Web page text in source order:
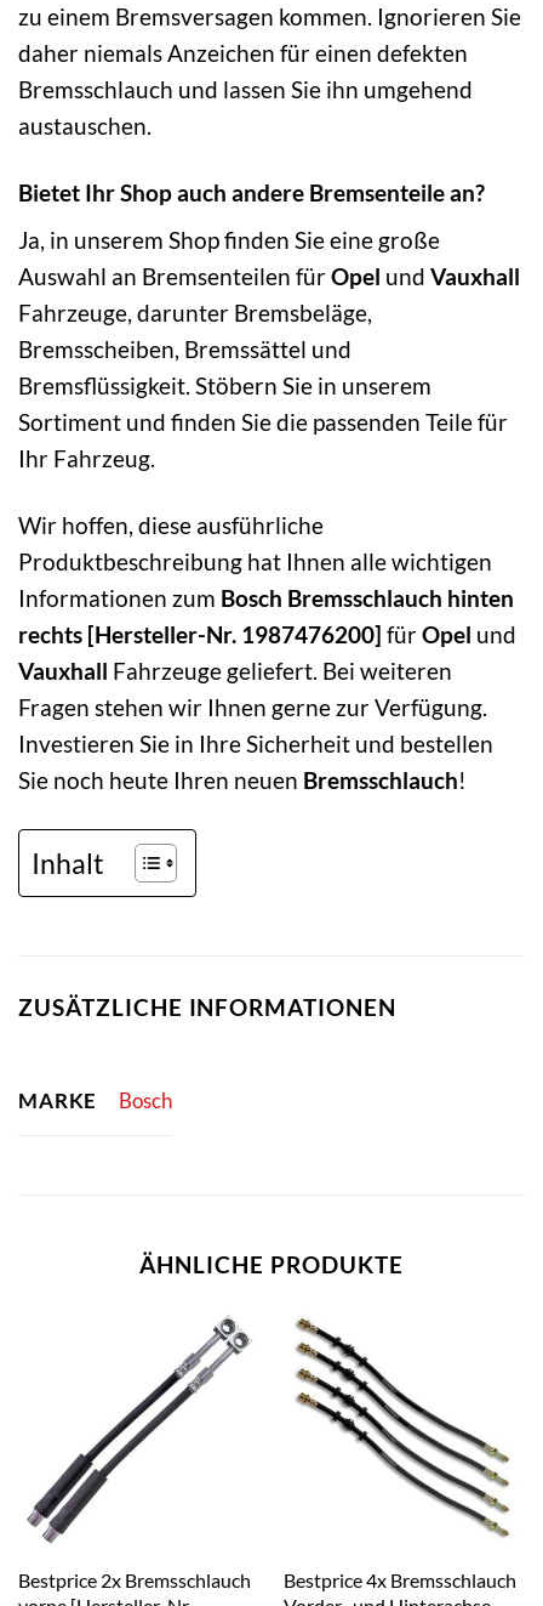
zu einem Bremsversagen kommen. Ignorieren Sie
daher niemals Anzeichen für einen defekten
Bremsschlauch und lassen Sie ihn umgehend
austauschen.
Bietet Ihr Shop auch andere Bremsenteile an?
Ja, in unserem Shop finden Sie eine große
Auswahl an Bremsenteilen fürOpel und Vauxhall
Fahrzeuge, darunter Bremsbeläge,
Bremsscheiben, Bremssättel und
Bremsflüssigkeit. Stöbern Sie in unserem
Sortiment und finden Sie die passenden Teile für
Ihr Fahrzeug.
Wir hoffen, diese ausführliche
Produktbeschreibung hat Ihnen alle wichtigen
Informationen zum Bosch Bremsschlauch hinten
rechts [Hersteller-Nr. 1987476200] fürOpel und
Vauxhall Fahrzeuge geliefert. Bei weiteren
Fragen stehen wir Ihnen gerne zur Verfügung.
Investieren Sie in Ihre Sicherheit und bestellen
Sie noch heute Ihren neuen Bremsschlauch!
Inhalt
ZUSÄTZLICHE INFORMATIONEN
MARKE Bosch
ÄHNLICHE PRODUKTE
Bestprice 2x Bremsschlauch
Bestprice 4x Bremsschlauch